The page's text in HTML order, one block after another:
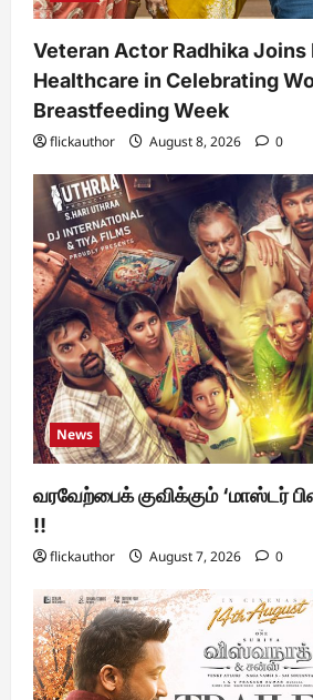
Veteran Actor Radhika Joins
Healthcare in Celebrating
Breastfeeding Week
flickauthor August 8, 2026 0
News
வரவேற்பைக் குவிக்கும் ‘மாஸ்டர்
!!
flickauthor August 7, 2026 0